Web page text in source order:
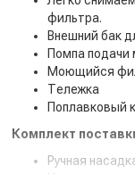
фильтра.
Внешний бак
Помпа
Моющийся
Тележка
Поплавковый
Комплект
Ручная